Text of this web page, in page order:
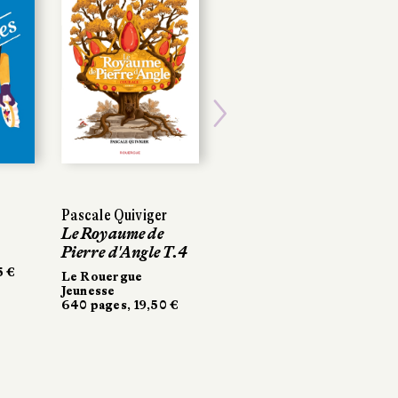
€
Pascale Quiviger
Le Royaume de
Pierre d'Angle T.4
Le Rouergue
Jeunesse
640 pages, 19,50 €